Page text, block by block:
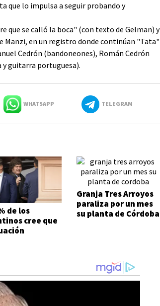
que lo impulsa a seguir probando y
que se calló la boca" (con texto de Gelman) y
Manzi, en un registro donde continúan "Tata"
Cedrón (bandoneones), Román Cedrón
guitarra portuguesa).
WHATSAPP TELEGRAM
de los
cree que
Granja Tres Arroyos
paraliza por un mes
su planta de Córdoba